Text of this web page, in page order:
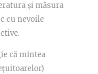
și măsura
cu nevoile
că mintea